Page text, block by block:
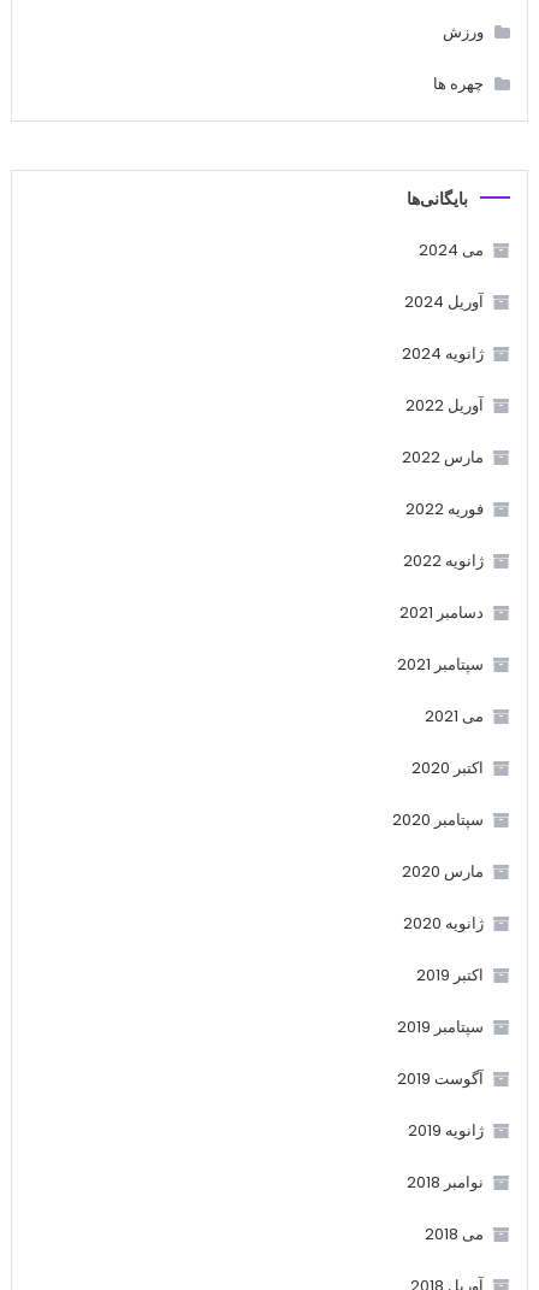
ورزش
چهره ها
بایگانی‌ها
می 2024
آوریل 2024
ژانویه 2024
آوریل 2022
مارس 2022
فوریه 2022
ژانویه 2022
دسامبر 2021
سپتامبر 2021
می 2021
اکتبر 2020
سپتامبر 2020
مارس 2020
ژانویه 2020
اکتبر 2019
سپتامبر 2019
آگوست 2019
ژانویه 2019
نوامبر 2018
می 2018